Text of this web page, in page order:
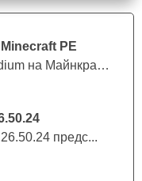
PE
Скачайте Мод на Sodium на Майнкрафт П...
предс...
Добраться до них
очищая его
блок с обычным
Отправиться на
храма.